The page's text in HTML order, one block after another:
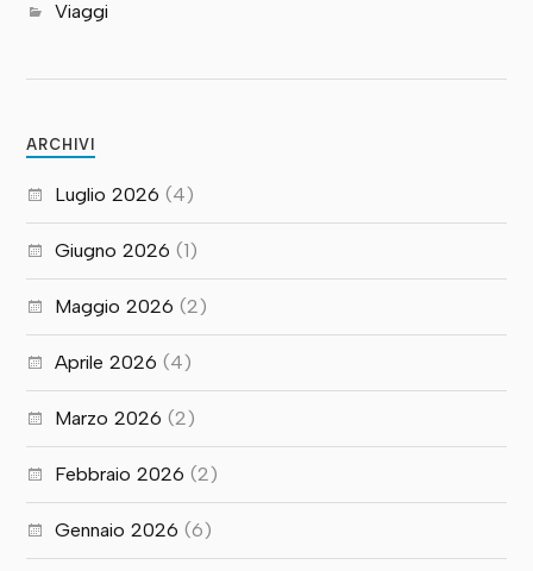
Viaggi
ARCHIVI
Luglio 2026 (4)
Giugno 2026 (1)
Maggio 2026 (2)
Aprile 2026 (4)
Marzo 2026 (2)
Febbraio 2026 (2)
Gennaio 2026 (6)